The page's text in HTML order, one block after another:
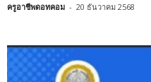
ครูอาชีพดอทคอม - 20 ธันวาคม 2568